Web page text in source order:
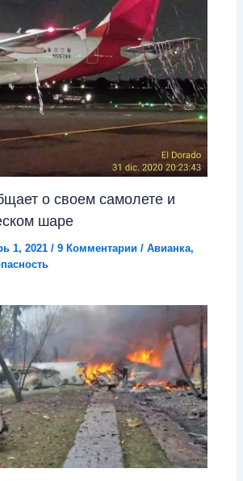
о своем самолете и
шаре
1, 2021/9 Комментарии /Авианка,